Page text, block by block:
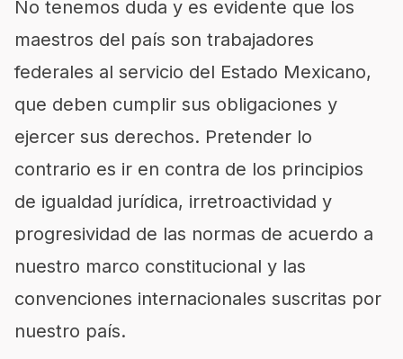
No tenemos duda y es evidente que los
maestros del país son trabajadores
federales al servicio del Estado Mexicano,
que deben cumplir sus obligaciones y
ejercer sus derechos. Pretender lo
contrario es ir en contra de los principios
de igualdad jurídica, irretroactividad y
progresividad de las normas de acuerdo a
nuestro marco constitucional y las
convenciones internacionales suscritas por
nuestro país.